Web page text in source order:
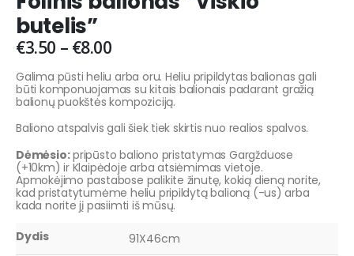
butelis”
€3.50 – €8.00
Galima pūsti heliu arba oru. Heliu pripildytas balionas gali
būti komponuojamas su kitais balionais padarant gražią
balionų puokštės kompoziciją.
Baliono atspalvis gali šiek tiek skirtis nuo realios spalvos.
Dėmėsio:pripūsto baliono pristatymas Gargžduose
(+10km) ir Klaipėdoje arba atsiėmimas vietoje.
Apmokėjimo pastabose palikite žinutę, kokią dieną norite,
kad pristatytumėme heliu pripildytą balioną (-us) arba
kada norite jį pasiimti iš mūsų.
Dydis
91X46cm